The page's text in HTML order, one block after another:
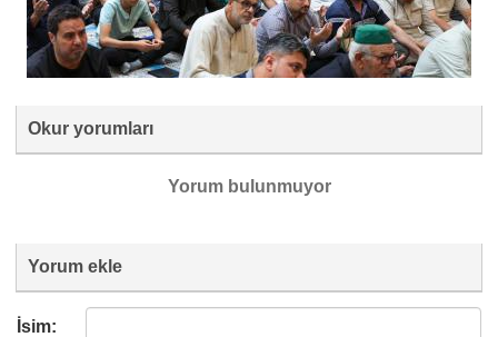
Okur yorumları
Yorum bulunmuyor
Yorum ekle
İsim: